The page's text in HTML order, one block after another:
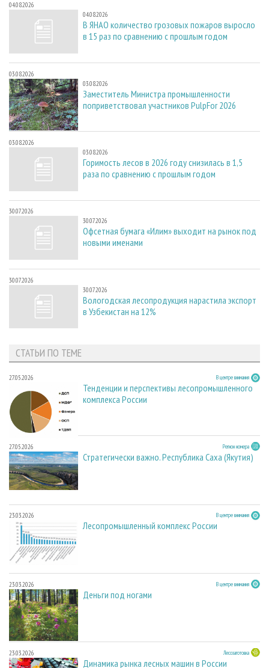
04.08.2026
04.08.2026
В ЯНАО количество грозовых пожаров выросло
в 15 раз по сравнению с прошлым годом
03.08.2026
03.08.2026
Заместитель Министра промышленности
поприветствовал участников PulpFor 2026
03.08.2026
03.08.2026
Горимость лесов в 2026 году снизилась в 1,5
раза по сравнению с прошлым годом
30.07.2026
30.07.2026
Офсетная бумага «Илим» выходит на рынок под
новыми именами
30.07.2026
30.07.2026
Вологодская лесопродукция нарастила экспорт
в Узбекистан на 12%
СТАТЬИ ПО ТЕМЕ
27.05.2026 В центре внимания
Тенденции и перспективы лесопромышленного
комплекса России
27.05.2026 Регион номера
Стратегически важно. Республика Саха (Якутия)
23.03.2026 В центре внимания
Лесопромышленный комплекс России
23.03.2026 В центре внимания
Деньги под ногами
23.03.2026 Лесозаготовка
Динамика рынка лесных машин в России